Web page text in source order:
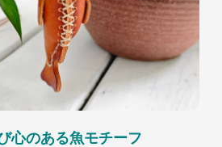
心のある魚モチーフ